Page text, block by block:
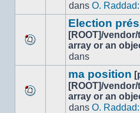
nouveau
message
dans O.
nouveau
message
Election
[ROOT]/
array or an
dans
ma position
[ROOT]/
array or an
dans O.